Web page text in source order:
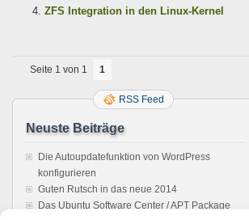
ZFS Integration in den Linux-Kernel
Seite 1 von 1 1
RSS Feed
Neuste Beiträge
Die Autoupdatefunktion von WordPress
konfigurieren
Guten Rutsch in das neue 2014
Das Ubuntu Software Center / APT Package